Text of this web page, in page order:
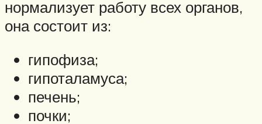
нормализует работу всех органов,
она состоит из:
гипофиза;
гипоталамуса;
печень;
почки;